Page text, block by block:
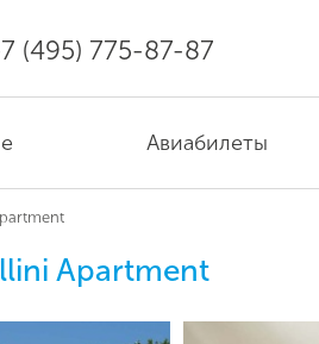
(495) 775-87-87
Авиабилеты
Apartment